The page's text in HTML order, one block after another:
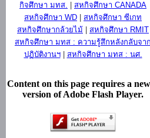
กิจศึกษา มทส.
สหกิจศึกษา CANADA
สหกิจศึกษา WD
สหกิจศึกษา ซีเกท
สหกิจศึกษากล้วยไม้
สหกิจศึกษา RMIT
สหกิจศึกษา มทส : ความรู้สึกหลังกลับจาก
ปฏิบัติงานฯ| สหกิจศึกษา มทส : นศ.
Content on this page requires a
version of Adobe Flash Player.